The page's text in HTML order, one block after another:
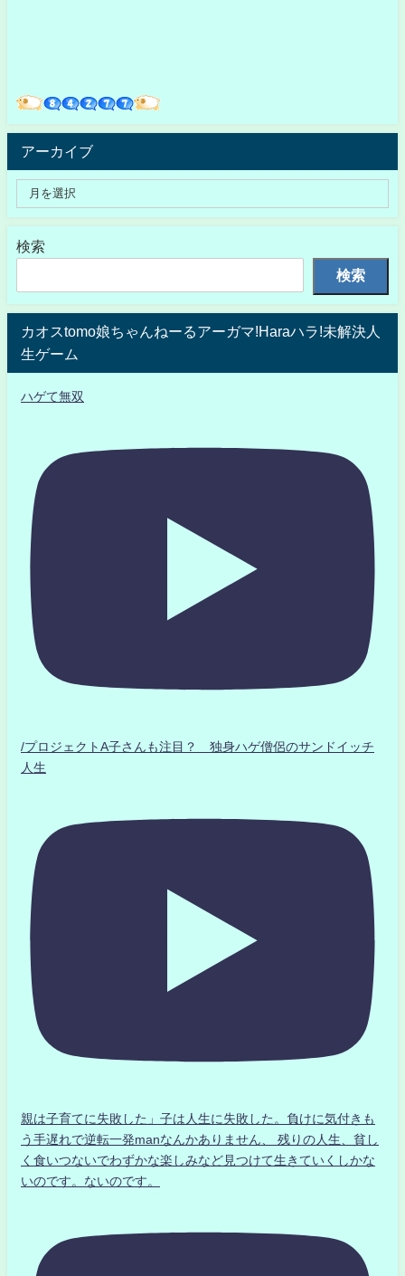
アーカイブ
検索
検索
カオスtomo娘ちゃんねーるアーガマ!Haraハラ!未解決人
生ゲーム
ハゲて無双
/プロジェクトA子さんも注目？ 独身ハゲ僧侶のサンドイッチ
人生
親は子育てに失敗した」子は人生に失敗した。負けに気付きも
う手遅れで逆転一発manなんかありません、 残りの人生、貧し
く食いつないでわずかな楽しみなど見つけて生きていくしかな
いのです。ないのです。